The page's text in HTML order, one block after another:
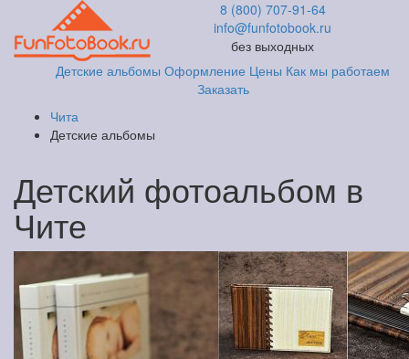
8 (800) 707-91-64
info@funfotobook.ru
без выходных
Детские альбомы Оформление Цены Как мы работаем
Заказать
Чита
Детские альбомы
Детский фотоальбом в
Чите